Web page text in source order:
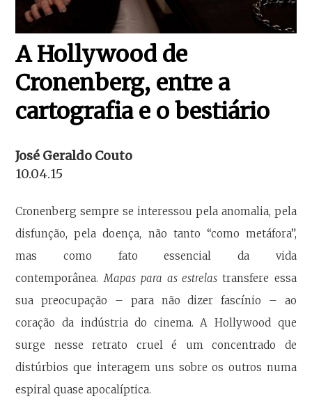
A Hollywood de
Cronenberg, entre a
cartografia e o bestiário
José Geraldo Couto
10.04.15
Cronenberg sempre se interessou pela anomalia, pela
disfunção, pela doença, não tanto “como metáfora”,
mas como fato essencial da vida
contemporânea. Mapas para as estrelas transfere essa
sua preocupação – para não dizer fascínio – ao
coração da indústria do cinema. A Hollywood que
surge nesse retrato cruel é um concentrado de
distúrbios que interagem uns sobre os outros numa
espiral quase apocalíptica.